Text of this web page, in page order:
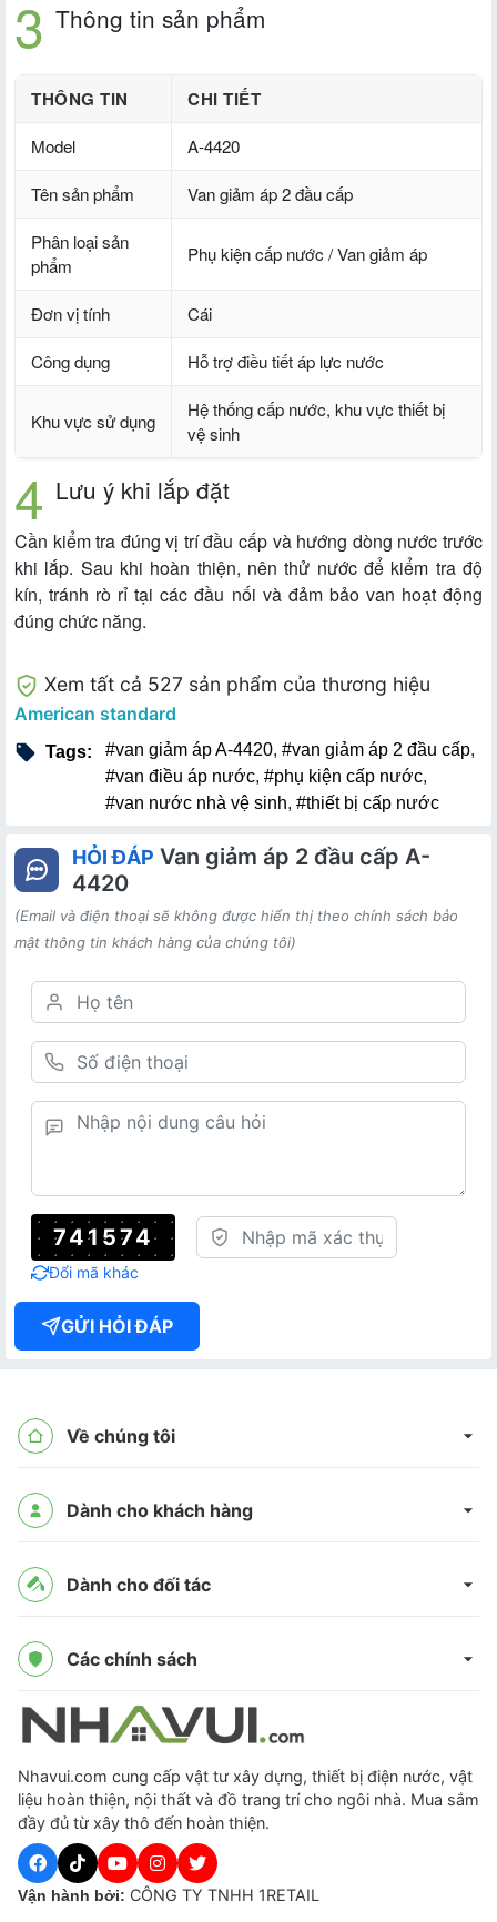
Thông tin sản phẩm
THÔNG TIN CHI TIẾT
Model A-4420
Tên sản phẩm Van giảm áp 2 đầu cấp
Phân loại sản
phẩm
Phụ kiện cấp nước / Van giảm áp
Đơn vị tính Cái
Công dụng Hỗ trợ điều tiết áp lực nước
Khu vực sử dụng
Hệ thống cấp nước, khu vực thiết bị
vệ sinh
Lưu ý khi lắp đặt
Cần kiểm tra đúng vị trí đầu cấp và hướng dòng nước trước
khi lắp. Sau khi hoàn thiện, nên thử nước để kiểm tra độ
kín, tránh rò rỉ tại các đầu nối và đảm bảo van hoạt động
đúng chức năng.
Xem tất cả 527 sản phẩm của thương hiệu
American standard
Tags: #van giảm áp A-4420, #van giảm áp 2 đầu cấp,
#van điều áp nước, #phụ kiện cấp nước,
#van nước nhà vệ sinh, #thiết bị cấp nước
HỎI ĐÁP Van giảm áp 2 đầu cấp A-
4420
(Email và điện thoại sẽ không được hiển thị theo chính sách bảo
mật thông tin khách hàng của chúng tôi)
741574
Đổi mã khác
GỬI HỎI ĐÁP
Về chúng tôi
Dành cho khách hàng
Dành cho đối tác
Các chính sách
Nhavui.com cung cấp vật tư xây dựng, thiết bị điện nước, vật
liệu hoàn thiện, nội thất và đồ trang trí cho ngôi nhà. Mua sắm
đầy đủ từ xây thô đến hoàn thiện.
Vận hành bởi: CÔNG TY TNHH 1RETAIL